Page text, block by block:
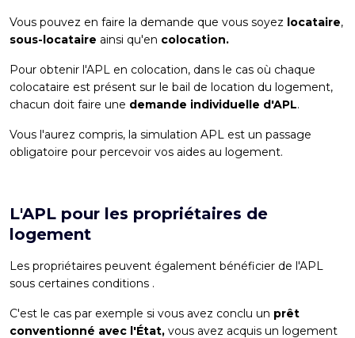
Vous pouvez en faire la demande que vous soyez locataire,
sous-locataire ainsi qu'en colocation.
Pour obtenir l'APL en colocation, dans le cas où chaque
colocataire est présent sur le bail de location du logement,
chacun doit faire une demande individuelle d'APL.
Vous l'aurez compris, la simulation APL est un passage
obligatoire pour percevoir vos aides au logement.
L'APL pour les propriétaires de
logement
Les propriétaires peuvent également bénéficier de l'APL
sous certaines conditions .
C'est le cas par exemple si vous avez conclu un prêt
conventionné avec l'État, vous avez acquis un logement